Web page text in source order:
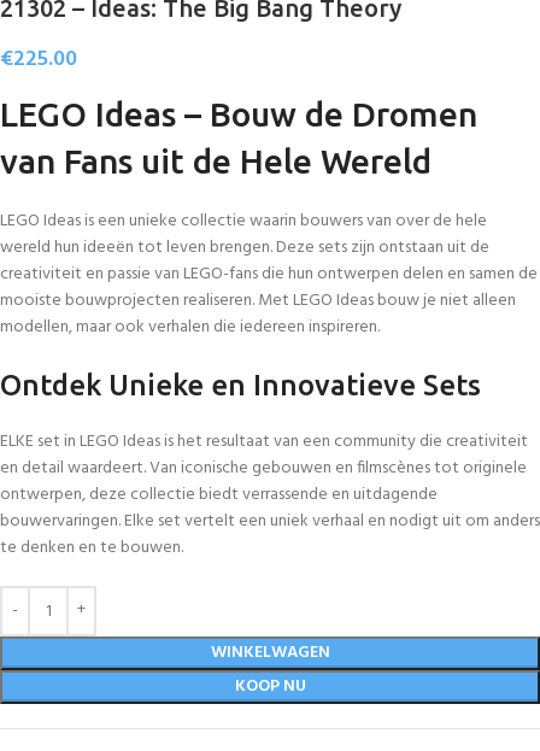
21302 – Ideas: The Big Bang Theory
€225.00
LEGO Ideas – Bouw de Dromen
van Fans uit de Hele Wereld
LEGO Ideas is een unieke collectie waarin bouwers van over de hele
wereld hun ideeën tot leven brengen. Deze sets zijn ontstaan uit de
creativiteit en passie van LEGO-fans die hun ontwerpen delen en samen de
mooiste bouwprojecten realiseren. Met LEGO Ideas bouw je niet alleen
modellen, maar ook verhalen die iedereen inspireren.
Ontdek Unieke en Innovatieve Sets
ELKE set in LEGO Ideas is het resultaat van een community die creativiteit
en detail waardeert. Van iconische gebouwen en filmscènes tot originele
ontwerpen, deze collectie biedt verrassende en uitdagende
bouwervaringen. Elke set vertelt een uniek verhaal en nodigt uit om anders
te denken en te bouwen.
WINKELWAGEN
KOOP NU